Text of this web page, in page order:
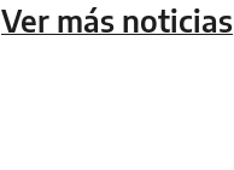
Ver más noticias